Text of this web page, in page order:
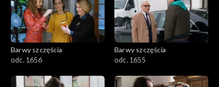
Barwy szczęścia
odc. 1656
Barwy szczęścia
odc. 1655